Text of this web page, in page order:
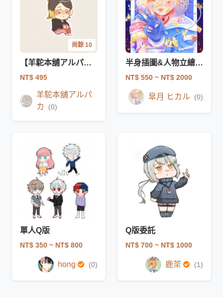
尚餘 10
【羊駝本舖アルパカ】Q版角色全身
NT$ 495
羊駝本舖アルパ
カ
(0)
半身插圖&人物立繪d(`･∀･)b
NT$ 550 ~ NT$ 2000
皐月 ヒカル (0)
單人Q版
NT$ 350 ~ NT$ 800
hong (0)
Q版委託
NT$ 700 ~ NT$ 1000
鹿茶 (1)